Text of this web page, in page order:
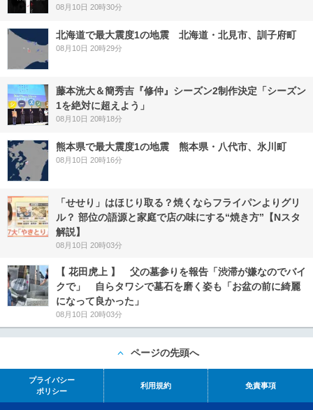
08月10日 20時30分
北海道で最大震度1の地震 北海道・北見市、訓子府町
08月10日 20時29分
藤本洸大＆簡秀吉『修仲』シーズン2制作決定「シーズン
1を絶対に超えよう」
08月10日 20時18分
熊本県で最大震度1の地震 熊本県・八代市、氷川町
08月10日 20時16分
「せせり」はほじり取る？焼くならフライパンよりグリ
ル？ 部位の語源と家庭で店の味にする“焼き方”【Nスタ
解説】
08月10日 20時03分
【 花田虎上 】 父の墓参りを報告「渋滞が嫌なのでバイ
クで」 自らタワシで墓石を磨く姿も「お盆の前に綺麗
になって良かった」
08月10日 20時03分
ページの先頭へ
プライバシー
ポリシー
利用規約 免責事項